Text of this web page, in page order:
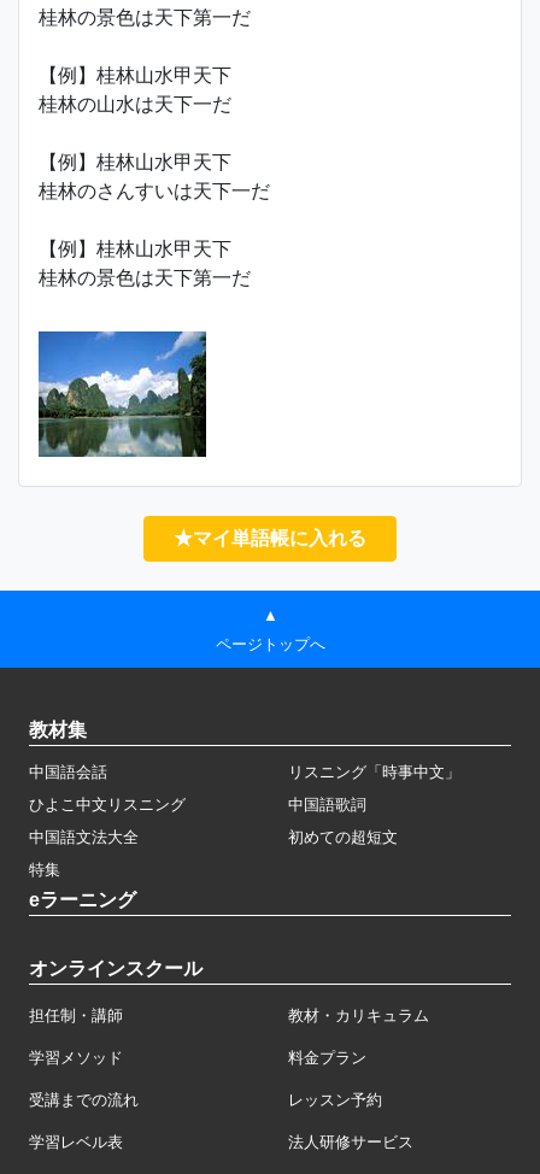
桂林の景色は天下第一だ
【例】桂林山水甲天下
桂林の山水は天下一だ
【例】桂林山水甲天下
桂林のさんすいは天下一だ
【例】桂林山水甲天下
桂林の景色は天下第一だ
★マイ単語帳に入れる
▲
ページトップへ
教材集
中国語会話
リスニング「時事中文」
ひよこ中文リスニング
中国語歌詞
中国語文法大全
初めての超短文
特集
eラーニング
オンラインスクール
担任制・講師 教材・カリキュラム
学習メソッド 料金プラン
受講までの流れ レッスン予約
学習レベル表 法人研修サービス